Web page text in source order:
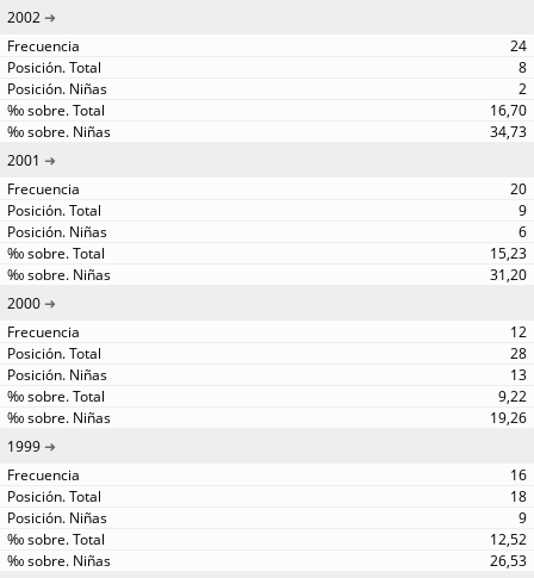
2002
24
8
2
16,70
34,73
2001
20
9
6
15,23
31,20
2000
12
28
13
9,22
19,26
1999
16
18
9
12,52
26,53